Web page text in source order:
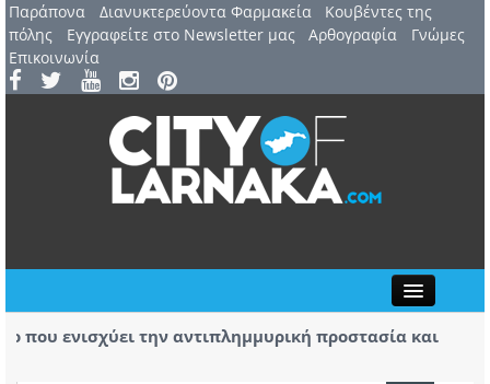
Παράπονα Διανυκτερεύοντα Φαρμακεία
Kουβέντες της
πόλης
Εγγραφείτε στο Newsletter μας Αρθογραφία
Γνώμες
Επικοινωνία
ενισχύει την αντιπλημμυρική προστασία και